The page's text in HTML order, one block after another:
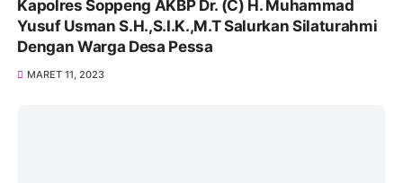
Kapolres Soppeng AKBP Dr. (C) H. Muhammad
Yusuf Usman S.H.,S.I.K.,M.T Salurkan Silaturahmi
Dengan Warga Desa Pessa
MARET 11, 2023